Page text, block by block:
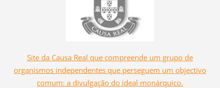
Site da Causa Real que compreende um grupo de
organismos independentes que perseguem um objectivo
comum: a divulgação do ideal monárquico.